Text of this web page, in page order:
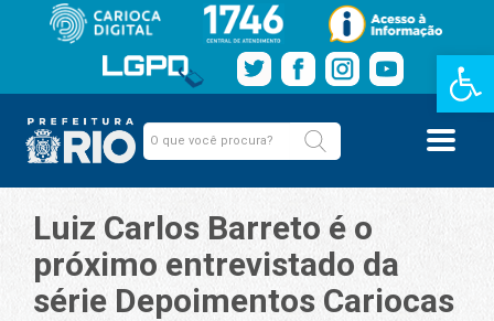
Barra de
Luiz Carlos Barreto é o
próximo entrevistado da
série Depoimentos Cariocas